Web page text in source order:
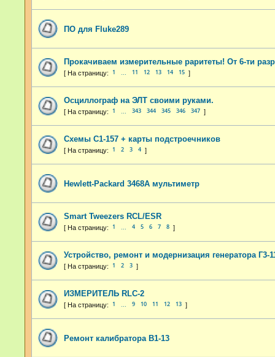
ПО для Fluke289
Прокачиваем измерительные раритеты! От 6-ти
1 11 12 13 14 15
Осциллограф на ЭЛТ своими руками.
1 343 344 345 346 347
Схемы С1-157 + карты подстроечников
1 2 3 4
Hewlett-Packard 3468A мультиметр
Smart Tweezers RCL/ESR
1 4 5 6 7 8
Устройство, ремонт и модернизация генератора Г3-
1 2 3
ИЗМЕРИТЕЛЬ RLC-2
1 9 10 11 12 13
Ремонт калибратора В1-13